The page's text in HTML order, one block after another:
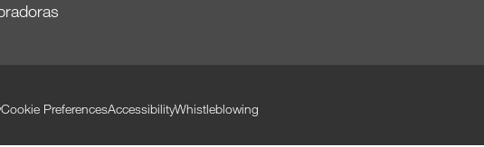
Cookie PreferencesAccessibilityWhistleblowing